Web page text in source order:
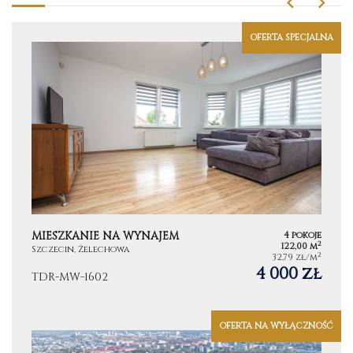
OFERTA SPECJALNA
MIESZKANIE NA WYNAJEM
Szczecin, Żelechowa
4 pokoje
122,00 m2
32,79 zł/m2
TDR-MW-1602 4 000 zł
OFERTA NA WYŁĄCZNOŚĆ